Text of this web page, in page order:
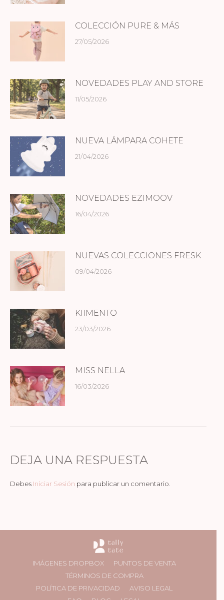
COLECCIÓN PURE & MÁS
27/05/2026
NOVEDADES PLAY AND STORE
11/05/2026
NUEVA LÁMPARA COHETE
21/04/2026
NOVEDADES EZIMOOV
16/04/2026
NUEVAS COLECCIONES FRESK
09/04/2026
KIIMENTO
23/03/2026
MISS NELLA
16/03/2026
DEJA UNA RESPUESTA
Debes Iniciar Sesión para publicar un comentario.
IMÁGENES DROPBOX
PUNTOS DE VENTA
TÉRMINOS DE COMPRA
POLÍTICA DE PRIVACIDAD
AVISO LEGAL